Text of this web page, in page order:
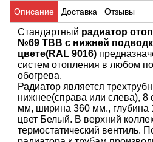
Описание Доставка Отзывы
Стандартный радиатор
№69 ТВВ с нижней
цвете(RAL 9016)
систем отопления в любом
обогрева.
Радиатор является
нижнее(справа или слева), 8
мм, ширина 360 мм., глубина
цвет Белый. В верхний
термостатический вентиль.